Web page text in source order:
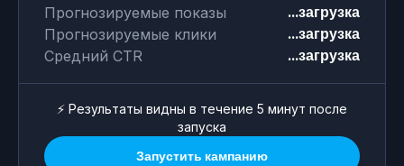
Прогнозируемые показы ...загрузка
Прогнозируемые клики ...загрузка
Средний CTR ...загрузка
⚡ Результаты видны в течение 5 минут после
запуска
Запустить кампанию